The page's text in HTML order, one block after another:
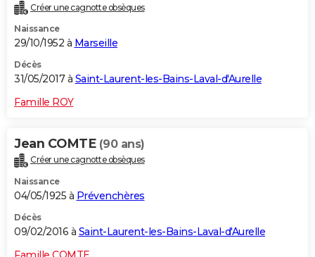
Créer une cagnotte obsèques
Naissance
29/10/1952 à Marseille
Décès
31/05/2017 à Saint-Laurent-les-Bains-Laval-d'Aurelle
Famille ROY
Jean COMTE (90 ans)
Créer une cagnotte obsèques
Naissance
04/05/1925 à Prévenchères
Décès
09/02/2016 à Saint-Laurent-les-Bains-Laval-d'Aurelle